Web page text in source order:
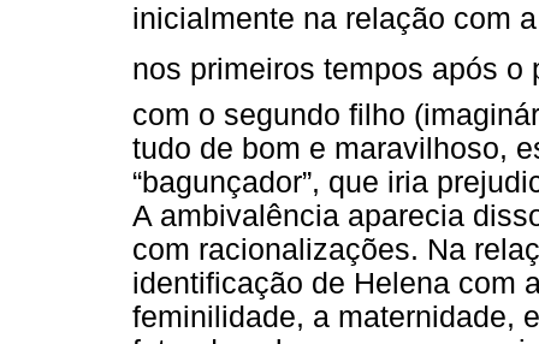
inicialmente na relação com
nos primeiros tempos após o
com o segundo filho
tudo de bom e maravilhoso,
“bagunçador”, que iria
A ambivalência aparecia
com racionalizações. Na
identificação de Helena com
feminilidade, a maternidade,